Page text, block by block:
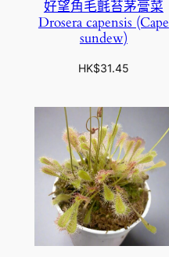
好望角毛氈苔茅膏菜
Drosera capensis (Cape
sundew)
HK$31.45